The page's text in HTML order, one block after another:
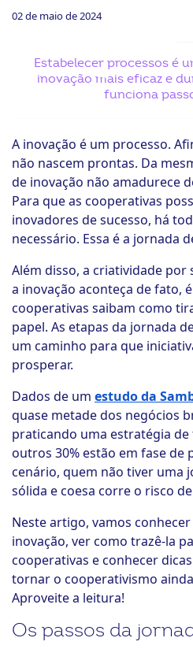
02 de maio de 2024
Estabelecer processos é
inovação mais eficaz e
funciona
A inovação é um processo.
não nascem prontas. Da
de inovação não amadurece
Para que as cooperativas
inovadores de sucesso, há
necessário. Essa é a jornada
Além disso, a criatividade por
a inovação aconteça de fato,
cooperativas saibam como
papel. As etapas da jornada
um caminho para que
prosperar.
Dados de um estudo da
quase metade dos negócios
praticando uma estratégia
outros 30% estão em fase de
cenário, quem não tiver uma
sólida e coesa corre o risco
Neste artigo, vamos
inovação, ver como trazê-la
cooperativas e conhecer
tornar o cooperativismo
Aproveite a leitura!
Os passos da